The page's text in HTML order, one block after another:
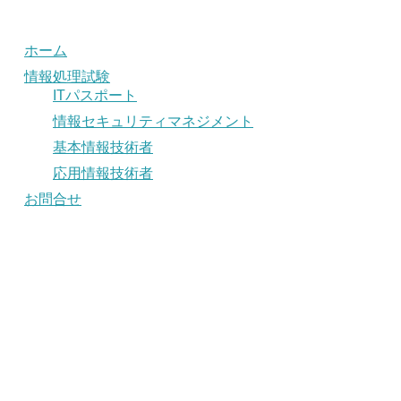
ホーム
情報処理試験
ITパスポート
情報セキュリティマネジメント
基本情報技術者
応用情報技術者
お問合せ